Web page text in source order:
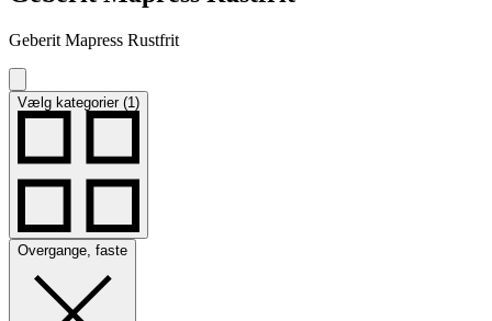
Geberit Mapress Rustfrit
Vælg kategorier (1)
Overgange, faste